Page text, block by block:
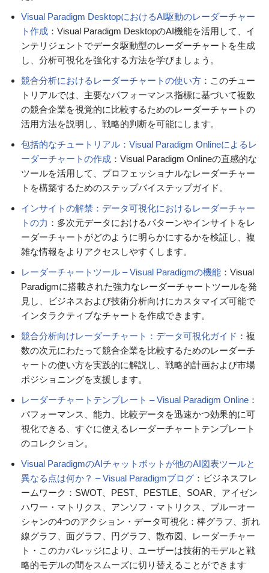
Visual Paradigm DesktopにおけるAI駆動のレーダーチャー
ト作成 ：Visual Paradigm DesktopのAI機能を活用して、イ
ンテリジェントでデータ駆動型のレーダーチャートを生成
し、分析可視化を強化する方法を学びましょう。
競合分析におけるレーダーチャートの使い方 ：このチュー
トリアルでは、主要なパフォーマンス指標に基づいて複数
の競合企業を視覚的に比較するためのレーダーチャートの
活用方法を説明し、戦略的判断を可能にします。
包括的なチュートリアル：Visual Paradigm Onlineによるレ
ーダーチャートの作成 ：Visual Paradigm Onlineの直感的な
ツールを活用して、プロフェッショナルなレーダーチャー
トを構築するためのステップバイステップガイド。
インサイトの解禁：データ可視化におけるレーダーチャー
トの力 ：多次元データにおけるパターンやインサイトをレ
ーダーチャートがどのように明らかにするかを検証し、複
雑な情報をよりアクセスしやすくします。
レーダーチャートツール – Visual Paradigmの機能 ：Visual
Paradigmに搭載された強力なレーダーチャートツールを発
見し、ビジネスおよび技術分析向けにカスタマイズ可能で
インタラクティブなチャートを作成できます。
競合分析向けレーダーチャート：データ可視化ガイド ：複
数の次元にわたって競合企業を比較するためのレーダーチ
ャートの使い方を実践的に解説し、戦略的計画および市場
ポジショニングを支援します。
レーダーチャートテンプレート – Visual Paradigm Online ：
パフォーマンス、能力、比較データを迅速かつ効果的に可
視化できる、すぐに使えるレーダーチャートテンプレート
のコレクション。
Visual ParadigmのAIチャットボットが他のAI図表ツールと
異なる点は何か？ – Visual Paradigmブログ ：ビジネスフレ
ームワーク：SWOT、PEST、PESTLE、SOAR、アイゼン
ハワー・マトリクス、アンソフ・マトリクス、ブルーオー
シャンの4つのアクション・データ可視化：棒グラフ、折れ
線グラフ、面グラフ、円グラフ、散布図、レーダーチャー
ト・このカバレッジにより、ユーザーは技術的モデルと戦
略的モデルの間をスムーズに切り替えることができます